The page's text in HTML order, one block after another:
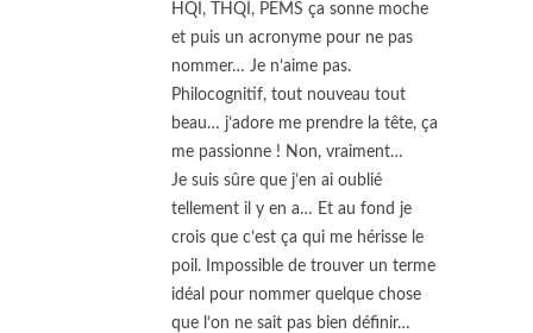
HQI, THQI, PEMS ça sonne moche
et puis un acronyme pour ne pas
nommer… Je n’aime pas.
Philocognitif, tout nouveau tout
beau… j’adore me prendre la tête, ça
me passionne ! Non, vraiment…
Je suis sûre que j’en ai oublié
tellement il y en a… Et au fond je
crois que c’est ça qui me hérisse le
poil. Impossible de trouver un terme
idéal pour nommer quelque chose
que l’on ne sait pas bien définir…